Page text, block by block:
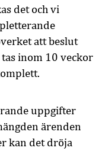
det och vi
att beslut
inom 10 veckor
uppgifter
ärenden
kan det dröja